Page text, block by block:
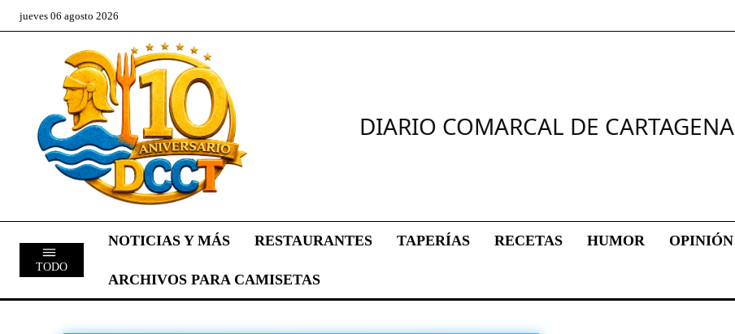
jueves 06 agosto 2026
DIARIO COMARCAL DE CARTAGENA
TODO
NOTICIAS Y MÁS RESTAURANTES TAPERÍAS RECETAS HUMOR OPINIÓN
ARCHIVOS PARA CAMISETAS